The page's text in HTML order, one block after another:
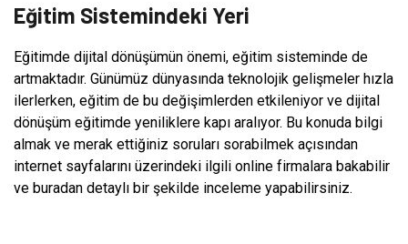
Eğitim Sistemindeki Yeri
Eğitimde dijital dönüşümün önemi, eğitim sisteminde de
artmaktadır. Günümüz dünyasında teknolojik gelişmeler hızla
ilerlerken, eğitim de bu değişimlerden etkileniyor ve dijital
dönüşüm eğitimde yeniliklere kapı aralıyor. Bu konuda bilgi
almak ve merak ettiğiniz soruları sorabilmek açısından
internet sayfalarını üzerindeki ilgili online firmalara bakabilir
ve buradan detaylı bir şekilde inceleme yapabilirsiniz.